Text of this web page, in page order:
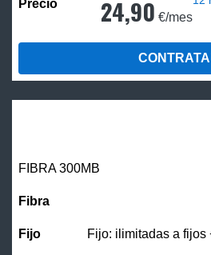
24,90 €/mes
FIBRA 300MB
Fijo: ilimitadas a fijos